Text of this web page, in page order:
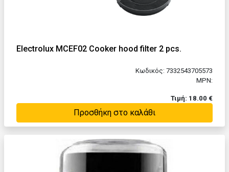
Electrolux MCEF02 Cooker hood filter 2 pcs.
Κωδικός: 7332543705573
MPN:
Τιμή: 18.00 €
Προσθήκη στο καλάθι